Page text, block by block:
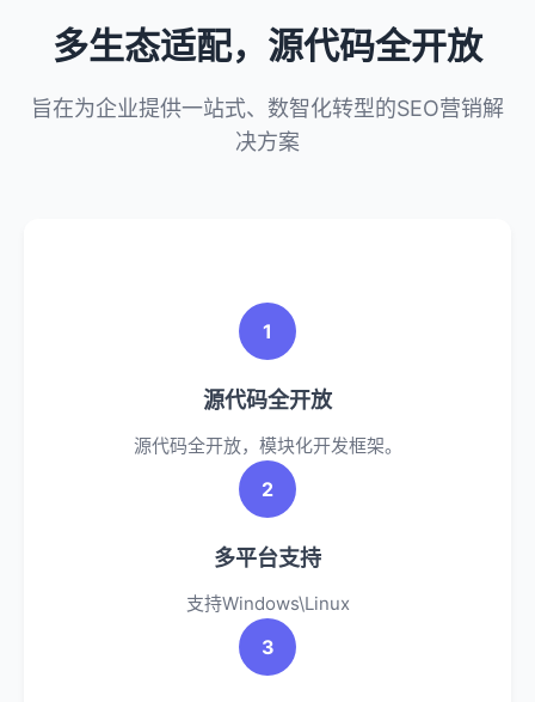
多生态适配，源代码全开放
旨在为企业提供一站式、数智化转型的SEO营销解
决方案
1
源代码全开放
源代码全开放，模块化开发框架。
2
多平台支持
支持Windows\Linux
3